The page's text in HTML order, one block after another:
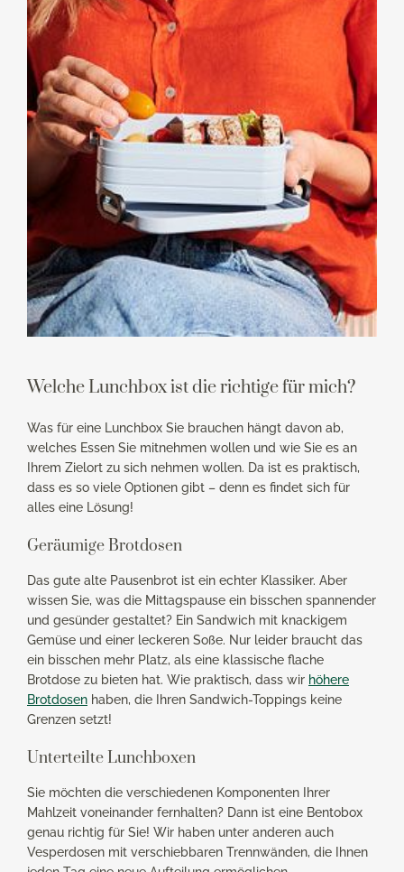
Welche Lunchbox ist die richtige für mich?
Was für eine Lunchbox Sie brauchen hängt davon ab,
welches Essen Sie mitnehmen wollen und wie Sie es an
Ihrem Zielort zu sich nehmen wollen. Da ist es praktisch,
dass es so viele Optionen gibt – denn es findet sich für
alles eine Lösung!
Geräumige Brotdosen
Das gute alte Pausenbrot ist ein echter Klassiker. Aber
wissen Sie, was die Mittagspause ein bisschen spannender
und gesünder gestaltet? Ein Sandwich mit knackigem
Gemüse und einer leckeren Soße. Nur leider braucht das
ein bisschen mehr Platz, als eine klassische flache
Brotdose zu bieten hat. Wie praktisch, dass wir höhere
Brotdosen haben, die Ihren Sandwich-Toppings keine
Grenzen setzt!
Unterteilte Lunchboxen
Sie möchten die verschiedenen Komponenten Ihrer
Mahlzeit voneinander fernhalten? Dann ist eine Bentobox
genau richtig für Sie! Wir haben unter anderen auch
Vesperdosen mit verschiebbaren Trennwänden, die Ihnen